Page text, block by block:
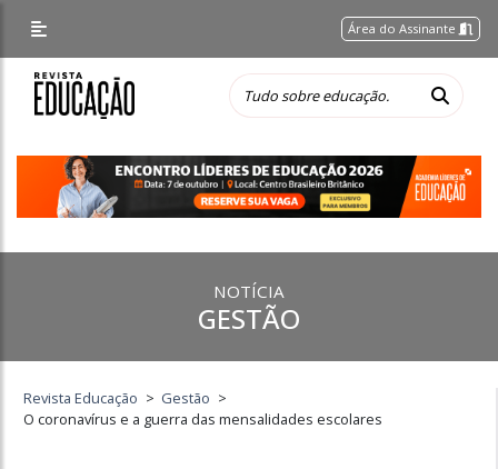
Área do Assinante
NOTÍCIA
GESTÃO
Revista Educação > Gestão >
O coronavírus e a guerra das mensalidades escolares